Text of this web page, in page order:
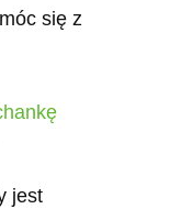
się z
jest